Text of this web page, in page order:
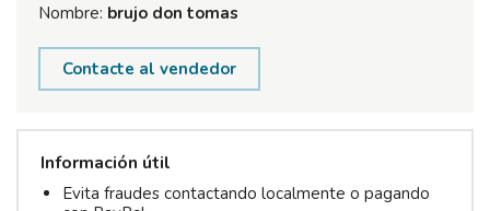
Nombre: brujo don tomas
Contacte al vendedor
Información útil
Evita fraudes contactando localmente o pagando